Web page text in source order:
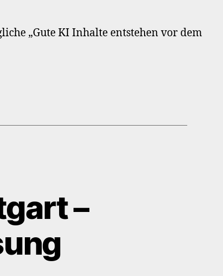
„Gute KI Inhalte entstehen vor dem
–